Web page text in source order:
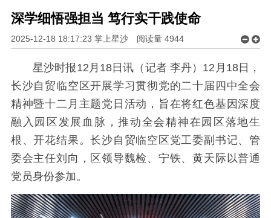
深学细悟强担当 笃行实干践使命
2025-12-18 18:17:23 掌上星沙 阅读量 4944
星沙时报12月18日讯（记者 李丹）12月18日，
长沙自贸临空区开展学习贯彻党的二十届四中全会
精神暨十二月主题党日活动，旨在将红色基因深度
融入园区发展血脉，推动全会精神在园区落地生
根、开花结果。长沙自贸临空区党工委副书记、管
委会主任刘向，区领导魏检、宁铁、黄天际以普通
党员身份参加。